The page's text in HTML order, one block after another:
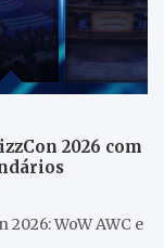
2026 com
WoW AWC e